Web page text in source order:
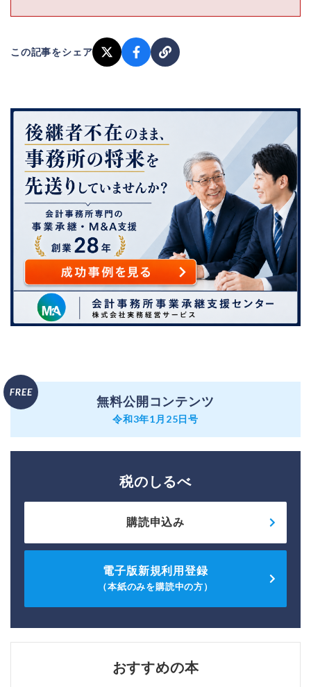
この記事をシェア
無料公開コンテンツ
令和3年1月25日号
税のしるべ
購読申込み
電子版新規利用登録
（本紙のみを購読中の方）
おすすめの本